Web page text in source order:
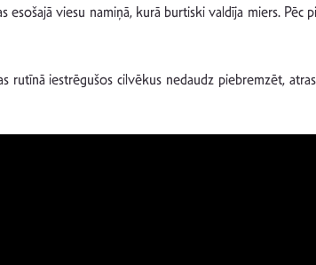
viesu namiņā, kurā burtiski valdīja miers. Pēc
rutīnā iestrēgušos cilvēkus nedaudz piebremzēt,